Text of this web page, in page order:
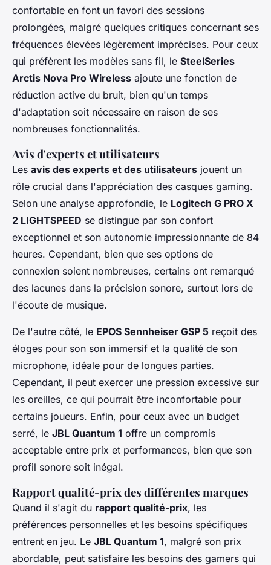
confortable en font un favori des sessions
prolongées, malgré quelques critiques concernant ses
fréquences élevées légèrement imprécises. Pour ceux
qui préfèrent les modèles sans fil, le SteelSeries
Arctis Nova Pro Wireless ajoute une fonction de
réduction active du bruit, bien qu'un temps
d'adaptation soit nécessaire en raison de ses
nombreuses fonctionnalités.
Avis d'experts et utilisateurs
Les avis des experts et des utilisateurs jouent un
rôle crucial dans l'appréciation des casques gaming.
Selon une analyse approfondie, le Logitech G PRO X
2 LIGHTSPEED se distingue par son confort
exceptionnel et son autonomie impressionnante de 84
heures. Cependant, bien que ses options de
connexion soient nombreuses, certains ont remarqué
des lacunes dans la précision sonore, surtout lors de
l'écoute de musique.
De l'autre côté, le EPOS Sennheiser GSP 5 reçoit des
éloges pour son son immersif et la qualité de son
microphone, idéale pour de longues parties.
Cependant, il peut exercer une pression excessive sur
les oreilles, ce qui pourrait être inconfortable pour
certains joueurs. Enfin, pour ceux avec un budget
serré, le JBL Quantum 1 offre un compromis
acceptable entre prix et performances, bien que son
profil sonore soit inégal.
Rapport qualité-prix des différentes marques
Quand il s'agit du rapport qualité-prix, les
préférences personnelles et les besoins spécifiques
entrent en jeu. Le JBL Quantum 1, malgré son prix
abordable, peut satisfaire les besoins des gamers qui